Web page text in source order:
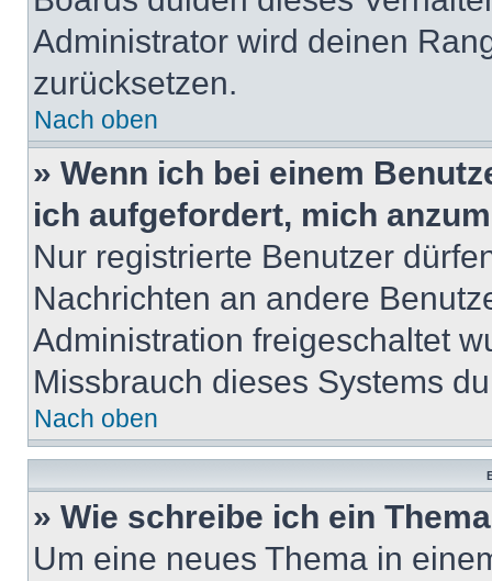
Administrator wird deinen
zurücksetzen.
Nach oben
» Wenn ich bei einem
ich aufgefordert, mich
Nur registrierte Benutzer
Nachrichten an andere
Administration freigeschaltet
Missbrauch dieses Systems
Nach oben
» Wie schreibe ich ein
Um eine neues Thema in